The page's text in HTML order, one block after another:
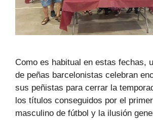
Como es habitual en estas fechas,
de peñas barcelonistas celebran
sus peñistas para cerrar la
los títulos conseguidos por el
masculino de fútbol y la ilusión